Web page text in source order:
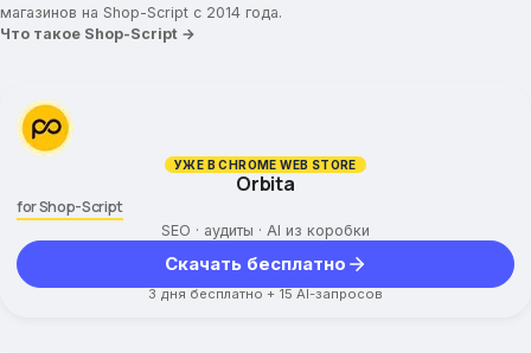
Карточка товара
Вкладка по умолчанию
Вид описания товара
Дополнительная вкладка (Заголовок)
Дополнительная вкладка (Текст)
Выбор характеристик товара
Google Captcha
магазинов на Shop-Script с 2014 года.
Что такое Shop-Script →
УЖЕ В CHROME WEB STORE
Orbita
for Shop-Script
SEO · аудиты · AI из коробки
Скачать бесплатно
3 дня бесплатно + 15 AI-запросов